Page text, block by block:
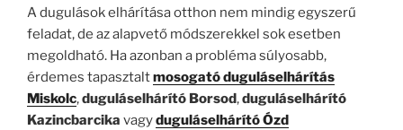
A dugulások elhárítása otthon nem mindig egyszerű
feladat, de az alapvető módszerekkel sok esetben
megoldható. Ha azonban a probléma súlyosabb,
érdemes tapasztaltmosogató duguláselhárítás
Miskolc,duguláselhárító Borsod,duguláselhárító
Kazincbarcika vagyduguláselhárító Ózd